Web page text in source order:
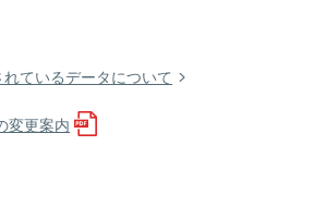
ているデータについて
変更案内